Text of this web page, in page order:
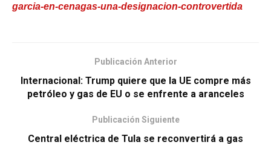
garcia-en-cenagas-una-designacion-controvertida
Publicación Anterior
Internacional: Trump quiere que la UE compre más
petróleo y gas de EU o se enfrente a aranceles
Publicación Siguiente
Central eléctrica de Tula se reconvertirá a gas